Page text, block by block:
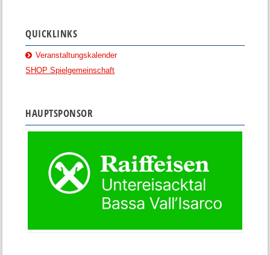
QUICKLINKS
Veranstaltungskalender
SHOP Spielgemeinschaft
HAUPTSPONSOR